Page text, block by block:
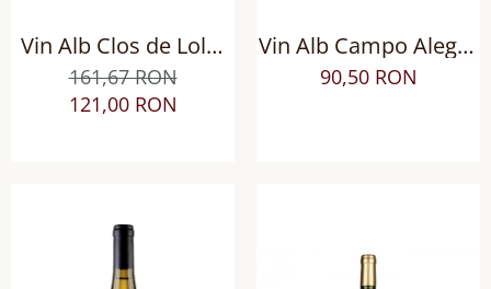
Vin Alb Clos de Lolol
Biodinamic, Sec
161,67 RON
121,00 RON
Vin Alb Campo Alegre
Verdejo DO Rueda,
Sec
90,50 RON